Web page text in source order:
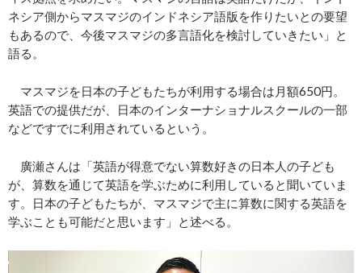
ネシア側からマスマジのインドネシア語版を作りたいとの要望
もあるので、今後マスマジの多言語化を検討していきたい」と
語る。
マスマジを日本の子どもたちが利用する場合は月額650円。
英語での提供だが、日本のインターナショナルスクールの一部
などですでに利用されているという。
廣瀬さんは「英語が得意でない算数好きの日本人の子ども
が、算数を通じて英語を学ぶために利用していると聞いていま
す。日本の子どもたちが、マスマジで主に算数に関する英語を
学ぶことも可能だと思います」と述べる。